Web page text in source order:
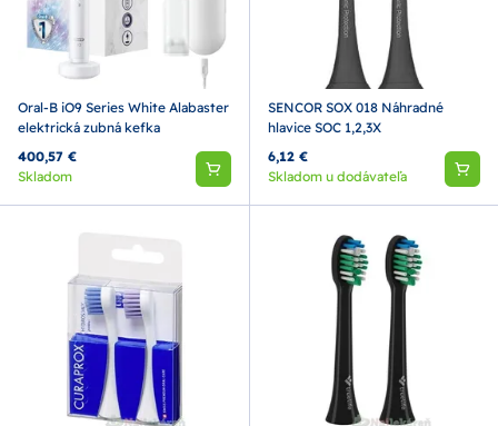
Oral-B iO9 Series White Alabaster
elektrická zubná kefka
400,57 €
Skladom
SENCOR SOX 018 Náhradné
hlavice SOC 1,2,3X
6,12 €
Skladom u dodávateľa